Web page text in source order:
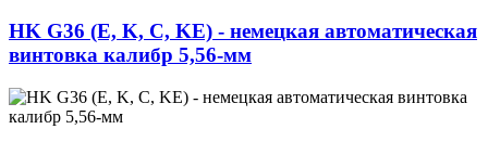
HK G36 (E, K, C, KE) - немецкая автоматическая
винтовка калибр 5,56-мм